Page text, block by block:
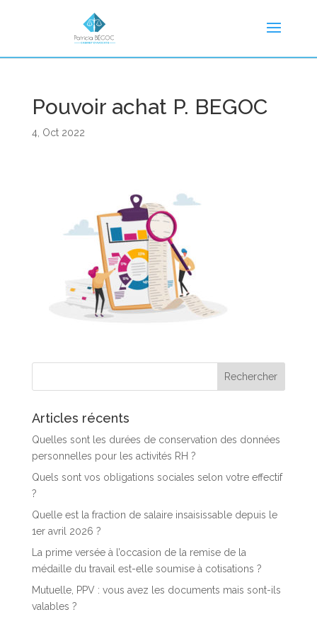
Pouvoir achat P. BEGOC
4, Oct 2022
Articles récents
Quelles sont les durées de conservation des données
personnelles pour les activités RH ?
Quels sont vos obligations sociales selon votre effectif
?
Quelle est la fraction de salaire insaisissable depuis le
1er avril 2026 ?
La prime versée à l’occasion de la remise de la
médaille du travail est-elle soumise à cotisations ?
Mutuelle, PPV : vous avez les documents mais sont-ils
valables ?